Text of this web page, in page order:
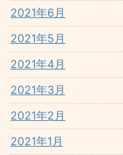
2021年6月
2021年5月
2021年4月
2021年3月
2021年2月
2021年1月